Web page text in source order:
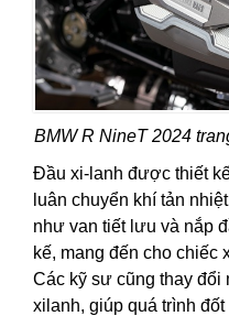
BMW R NineT 2024
Đầu xi-lanh được thiết
luân chuyển khí tản
như van tiết lưu và nắp
kế, mang đến cho chiếc
Các kỹ sư cũng thay đổi
xilanh, giúp quá trình